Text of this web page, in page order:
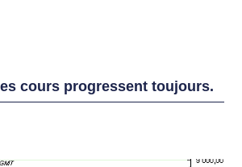
cours progressent toujours.